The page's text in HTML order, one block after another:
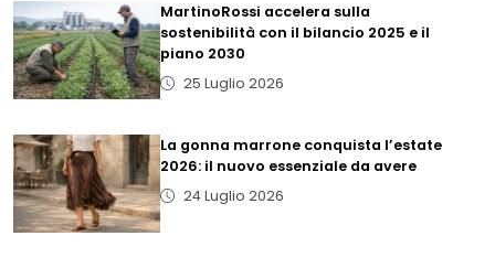
MartinoRossi accelera sulla
sostenibilità con il bilancio 2025 e il
piano 2030
25 Luglio 2026
La gonna marrone conquista l’estate
2026: il nuovo essenziale da avere
24 Luglio 2026